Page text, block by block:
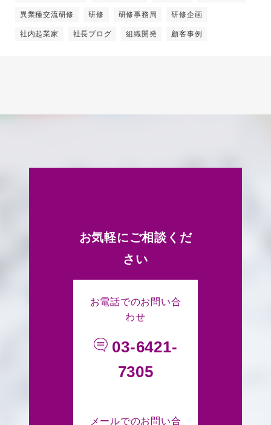
異業種交流研修 研修 研修事務局 研修企画
社内起業家 社長ブログ 組織開発 顧客事例
お気軽にご相談くだ
さい
お電話でのお問い合
わせ
03-6421-
7305
メールでのお問い合